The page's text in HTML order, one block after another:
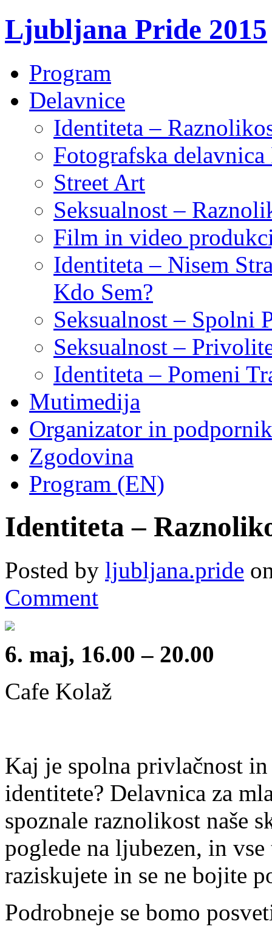
Ljubljana Pride 2015
Program
Delavnice
Identiteta –
Fotografska
Street Art
Seksualnost –
Film in video
Identiteta – Nisem
Kdo Sem?
Seksualnost – Spolni
Seksualnost –
Identiteta – Pomeni
Mutimedija
Organizator in
Zgodovina
Program (EN)
Identiteta –
Posted by ljubljana.pride
Comment
6. maj, 16.00 – 20.00
Cafe Kolaž
Kaj je spolna privlačnost
identitete? Delavnica za
spoznale raznolikost naše
poglede na ljubezen, in
raziskujete in se ne bojite
Podrobneje se bomo